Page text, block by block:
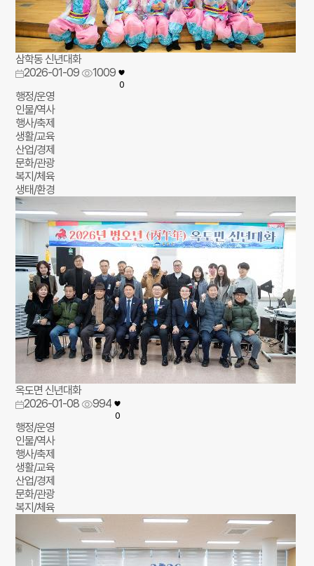
삼학동 신년대화
2026-01-09
1009
0
행정/운영
인물/역사
행사/축제
생활/교육
산업/경제
문화/관광
복지/체육
생태/환경
옥도면 신년대화
2026-01-08
994
0
행정/운영
인물/역사
행사/축제
생활/교육
산업/경제
문화/관광
복지/체육